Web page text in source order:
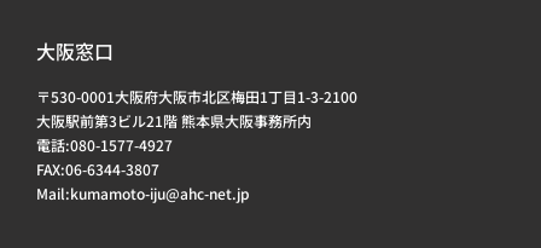
大阪窓口
〒530-0001大阪府大阪市北区梅田1丁目1-3-2100
大阪駅前第3ビル21階 熊本県大阪事務所内
電話:080-1577-4927
FAX:06-6344-3807
Mail:kumamoto-iju@ahc-net.jp